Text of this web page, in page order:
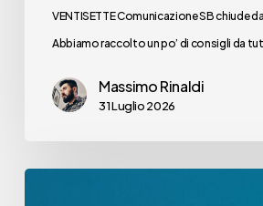
VENTISETTE Comunicazione SB chiude
Abbiamo raccolto un po’ di consigli da
Massimo Rinaldi
31 Luglio 2026